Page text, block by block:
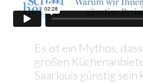
Es ist ein Mythos,
großen
Saarlouis günstig sein